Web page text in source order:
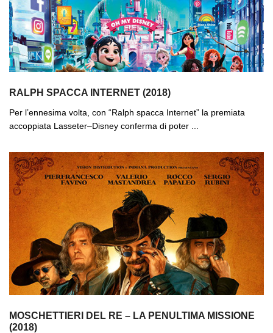
RALPH SPACCA INTERNET (2018)
Per l’ennesima volta, con “Ralph spacca Internet” la premiata
accoppiata Lasseter–Disney conferma di poter ...
MOSCHETTIERI DEL RE – LA PENULTIMA MISSIONE
(2018)